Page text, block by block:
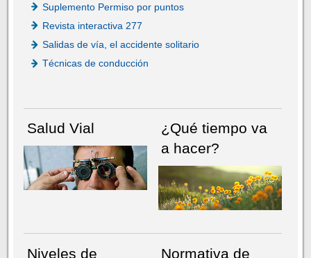
Suplemento Permiso por puntos
Revista interactiva 277
Salidas de vía, el accidente solitario
Técnicas de conducción
Salud Vial
¿Qué tiempo va
a hacer?
Niveles de
Normativa de